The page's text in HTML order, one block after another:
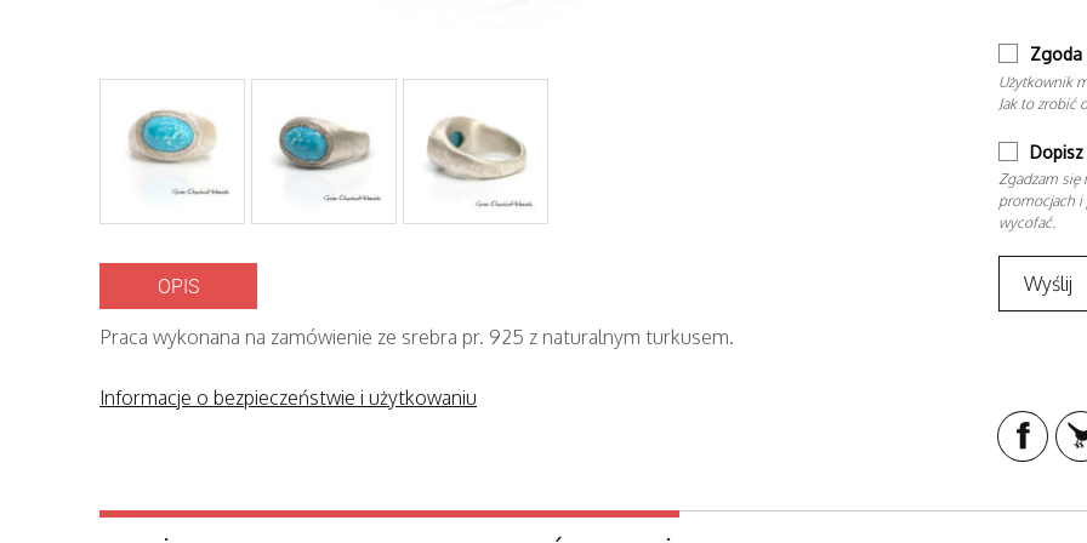
OPIS
Praca wykonana na zamówienie ze srebra pr. 925 z naturalnym turkusem.
Informacje o bezpieczeństwie i użytkowaniu
Zgoda
Użytkownik
Jak to zrobić
Zgadzam się
promocjach i
wycofać.